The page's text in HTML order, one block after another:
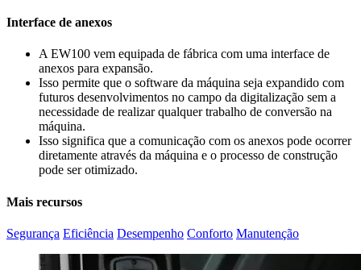
Interface de anexos
A EW100 vem equipada de fábrica com uma interface de
anexos para expansão.
Isso permite que o software da máquina seja expandido com
futuros desenvolvimentos no campo da digitalização sem a
necessidade de realizar qualquer trabalho de conversão na
máquina.
Isso significa que a comunicação com os anexos pode ocorrer
diretamente através da máquina e o processo de construção
pode ser otimizado.
Mais recursos
Segurança Eficiência Desempenho Conforto Manutenção